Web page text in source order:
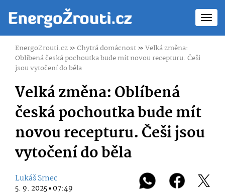
EnergoZrouti.cz»Chytrá domácnost»Velká změna:
Oblíbená česká pochoutka bude mít novou recepturu. Češi
jsou vytočení do běla
Velká změna: Oblíbená
česká pochoutka bude mít
novou recepturu. Češi jsou
vytočení do běla
Lukáš Srnec
5. 9. 2025 ▪ 07:49